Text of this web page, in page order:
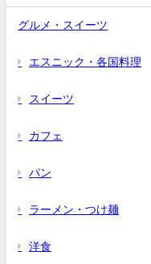
グルメ・スイーツ
エスニック・各国料理
スイーツ
カフェ
パン
ラーメン・つけ麺
洋食